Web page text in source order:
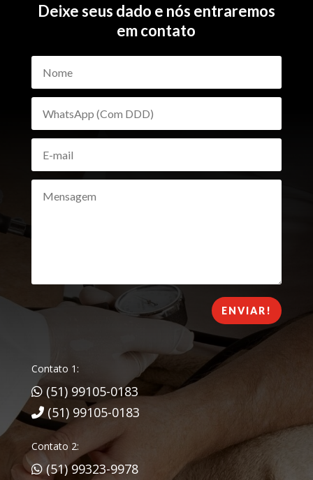
Deixe seus dado e nós entraremos
em contato
ENVIAR!
Contato 1:
(51) 99105-0183
(51) 99105-0183
Contato 2:
(51) 99323-9978